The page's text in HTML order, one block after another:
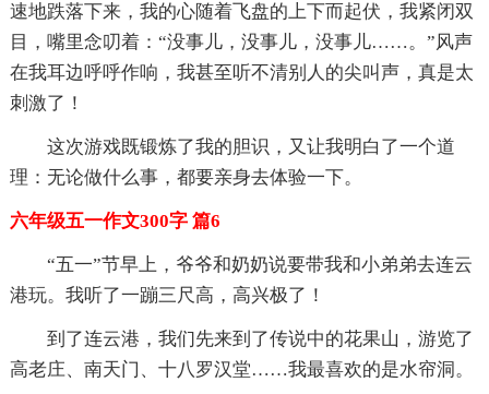
速地跌落下来，我的心随着飞盘的上下而起伏，我紧闭双
目，嘴里念叨着：“没事儿，没事儿，没事儿……。”风声
在我耳边呼呼作响，我甚至听不清别人的尖叫声，真是太
刺激了！
这次游戏既锻炼了我的胆识，又让我明白了一个道
理：无论做什么事，都要亲身去体验一下。
六年级五一作文300字 篇6
“五一”节早上，爷爷和奶奶说要带我和小弟弟去连云
港玩。我听了一蹦三尺高，高兴极了！
到了连云港，我们先来到了传说中的花果山，游览了
高老庄、南天门、十八罗汉堂……我最喜欢的是水帘洞。